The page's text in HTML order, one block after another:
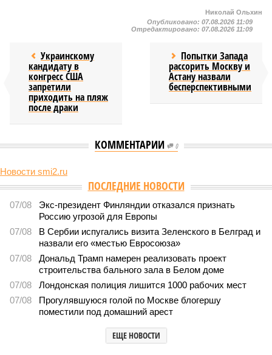
Николай Ольхин
Опубликовано: 07.08.2026 11:09
Отредактировано: 07.08.2026 11:09
Украинскому
кандидату в
конгресс США
запретили
приходить на пляж
после драки
Попытки Запада
рассорить Москву и
Астану назвали
бесперспективными
КОММЕНТАРИИ 0
Новости smi2.ru
ПОСЛЕДНИЕ НОВОСТИ
07/08
Экс-президент Финляндии отказался признать
Россию угрозой для Европы
07/08
В Сербии испугались визита Зеленского в Белград и
назвали его «местью Евросоюза»
07/08
Дональд Трамп намерен реализовать проект
строительства бального зала в Белом доме
07/08
Лондонская полиция лишится 1000 рабочих мест
07/08
Прогулявшуюся голой по Москве блогершу
поместили под домашний арест
ЕЩЕ НОВОСТИ